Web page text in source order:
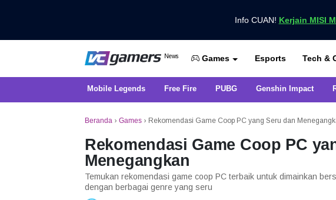
Info CUAN! Kerjain MISI
VCGamers News
News
Dapatkan Berita Games Terbaru Hanya di VCGamers
Games Esports Tech &
Mobile Legends Free Fire PUBG Genshin Impact
Beranda › Games › Rekomendasi Game Coop PC yang Seru dan
Rekomendasi Game Coop PC
Menegangkan
Temukan rekomendasi game coop PC terbaik untuk dimainkan
dengan berbagai genre yang seru